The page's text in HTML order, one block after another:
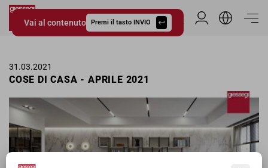
Vai al contenuto Premi il tasto INVIO
Giessegi.it
Area Riservata
31.03.2021
COSE DI CASA - APRILE 2021